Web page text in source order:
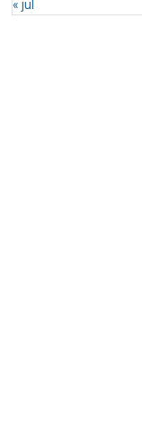
« jul